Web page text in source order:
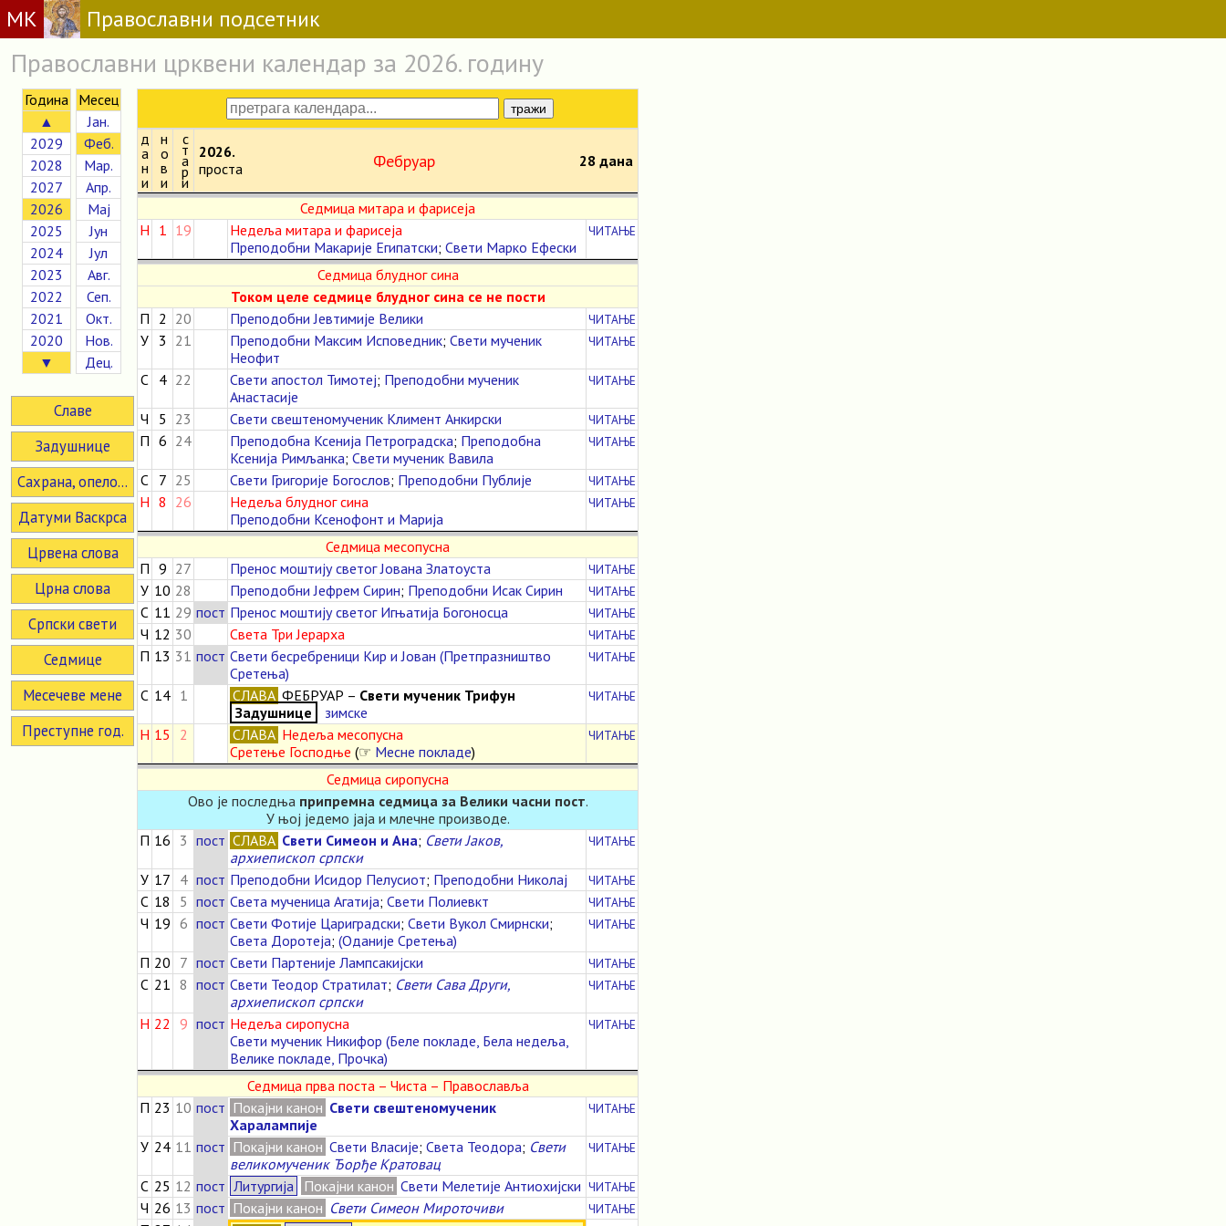
МК Православни подсетник
Православни црквени календар за 2026. годину
Година
▲
2029
2028
2027
2026
2025
2024
2023
2022
2021
2020
▼
Месец
Јан.
Феб.
Мар.
Апр.
Мај
Јун
Јул
Авг.
Сеп.
Окт.
Нов.
Дец.
Славе
Задушнице
Сахрана, опело...
Датуми Васкрса
Црвена слова
Црна слова
Српски свети
Седмице
Месечеве мене
Преступне год.
д
а
н
и
н
о
в
и
с
т
а
р
и
2026.
проста
Фебруар 28 дана
Седмица митара и фарисеја
Н 1 19
Недеља митара и фарисеја
Преподобни Макарије Египатски; Свети Марко Ефески
ЧИТАЊЕ
Седмица блудног сина
Током целе седмице блудног сина се не пости
П 2 20 Преподобни Јевтимије Велики ЧИТАЊЕ
У 3 21 Преподобни Максим Исповедник; Свети мученик
Неофит
ЧИТАЊЕ
С 4 22 Свети апостол Тимотеј; Преподобни мученик
Анастасије
ЧИТАЊЕ
Ч 5 23 Свети свештеномученик Климент Анкирски ЧИТАЊЕ
П 6 24 Преподобна Ксенија Петроградска; Преподобна
Ксенија Римљанка; Свети мученик Вавила
ЧИТАЊЕ
С 7 25 Свети Григорије Богослов; Преподобни Публије ЧИТАЊЕ
Н 8 26
Недеља блудног сина
Преподобни Ксенофонт и Марија
ЧИТАЊЕ
Седмица месопусна
П 9 27 Пренос моштију светог Јована Златоуста ЧИТАЊЕ
У 10 28 Преподобни Јефрем Сирин; Преподобни Исак Сирин ЧИТАЊЕ
С 11 29 пост Пренос моштију светог Игњатија Богоносца ЧИТАЊЕ
Ч 12 30 Света Три Јерарха ЧИТАЊЕ
П 13 31 пост Свети бесребреници Кир и Јован (Претпразништво
Сретења)
ЧИТАЊЕ
С 14 1 СЛАВА ФЕБРУАР – Свети мученик Трифун
Задушнице
зимске
ЧИТАЊЕ
Н 15 2 СЛАВА Недеља месопусна
Сретење Господње (☞ Месне покладе)
ЧИТАЊЕ
Седмица сиропусна
Ово је последња припремна седмица за Велики часни пост.
У њој једемо јаја и млечне производе.
П 16 3 пост СЛАВА Свети Симеон и Ана; Свети Јаков,
архиепископ српски
ЧИТАЊЕ
У 17 4 пост Преподобни Исидор Пелусиот; Преподобни Николај ЧИТАЊЕ
С 18 5 пост Света мученица Агатија; Свети Полиевкт ЧИТАЊЕ
Ч 19 6 пост Свети Фотије Цариградски; Свети Вукол Смирнски;
Света Доротеја; (Оданије Сретења)
ЧИТАЊЕ
П 20 7 пост Свети Партеније Лампсакијски ЧИТАЊЕ
С 21 8 пост Свети Теодор Стратилат; Свети Сава Други,
архиепископ српски
ЧИТАЊЕ
Н 22 9 пост Недеља сиропусна
Свети мученик Никифор (Беле покладе, Бела недеља,
Велике покладе, Прочка)
ЧИТАЊЕ
Седмица прва поста – Чиста – Православља
П 23 10 пост Покајни канон Свети свештеномученик
Харалампије
ЧИТАЊЕ
У 24 11 пост Покајни канон Свети Власије; Света Теодора; Свети
великомученик Ђорђе Кратовац
ЧИТАЊЕ
С 25 12 пост Литургија Покајни канон Свети Мелетије Антиохијски ЧИТАЊЕ
Ч 26 13 пост Покајни канон Свети Симеон Мироточиви ЧИТАЊЕ